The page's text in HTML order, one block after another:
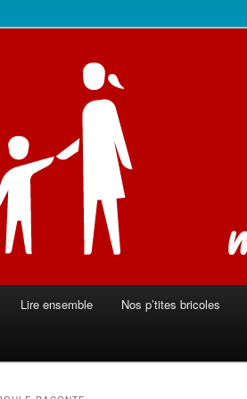
Lire ensemble Nos p’tites bricoles